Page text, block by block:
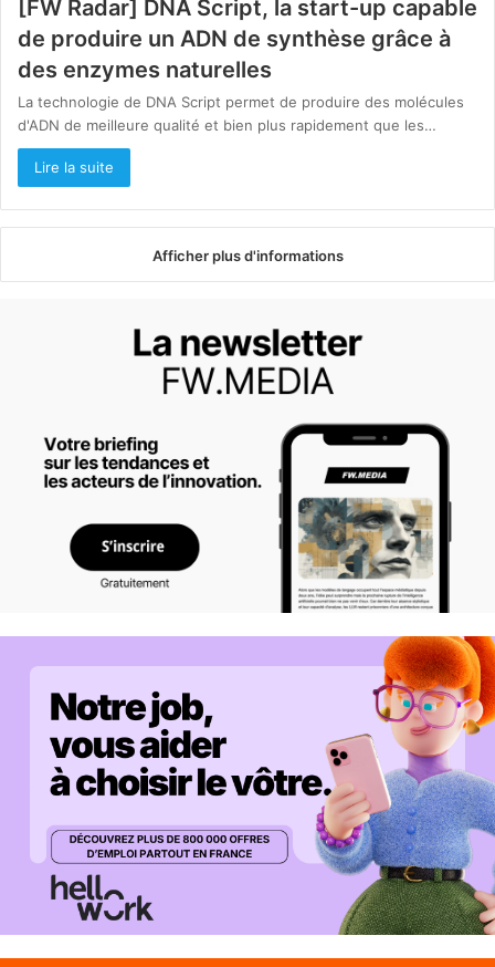
[FW Radar] DNA Script, la start-up capable
de produire un ADN de synthèse grâce à
des enzymes naturelles
La technologie de DNA Script permet de produire des molécules
d'ADN de meilleure qualité et bien plus rapidement que les…
Lire la suite
Afficher plus d'informations